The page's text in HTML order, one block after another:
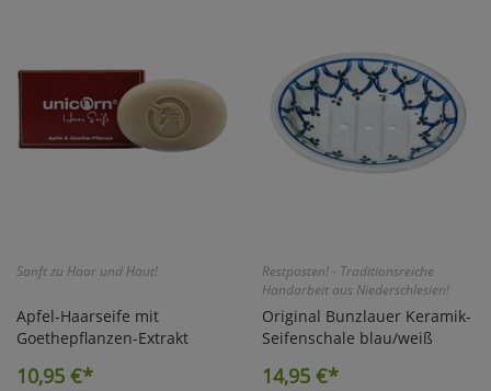
Sanft zu Haar und Haut!
Apfel-Haarseife mit
Goethepflanzen-Extrakt
10,95 €*
Restposten! - Traditionsreiche
Handarbeit aus Niederschlesien!
Original Bunzlauer Keramik-
Seifenschale blau/weiß
14,95 €*